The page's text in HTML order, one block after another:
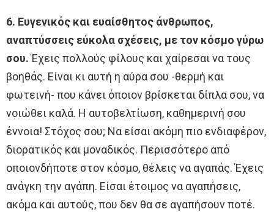
6. Ευγενικός και ευαίσθητος άνθρωπος,
αναπτύσσεις εύκολα σχέσεις, με τον κόσμο γύρω
σου.Έχεις πολλούς φίλους και χαίρεσαι να τους
βοηθάς. Είναι κι αυτή η αύρα σου -θερμή και
φωτεινή- που κάνει όποιον βρίσκεται δίπλα σου, να
νοιώθει καλά. Η αυτοβελτίωση, καθημερινή σου
έννοια! Στόχος σου; Να είσαι ακόμη πιο ενδιαφέρον,
διορατικός και μοναδικός. Περισσότερο από
οποιονδήποτε στον κόσμο, θέλεις να αγαπάς. Έχεις
ανάγκη την αγάπη. Είσαι έτοιμος να αγαπήσεις,
ακόμα και αυτούς, που δεν θα σε αγαπήσουν ποτέ.